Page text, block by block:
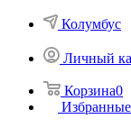
Колумбус
Личный
Корзина0